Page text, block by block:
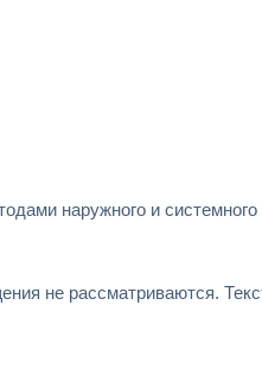
наружного и
не рассматриваются.